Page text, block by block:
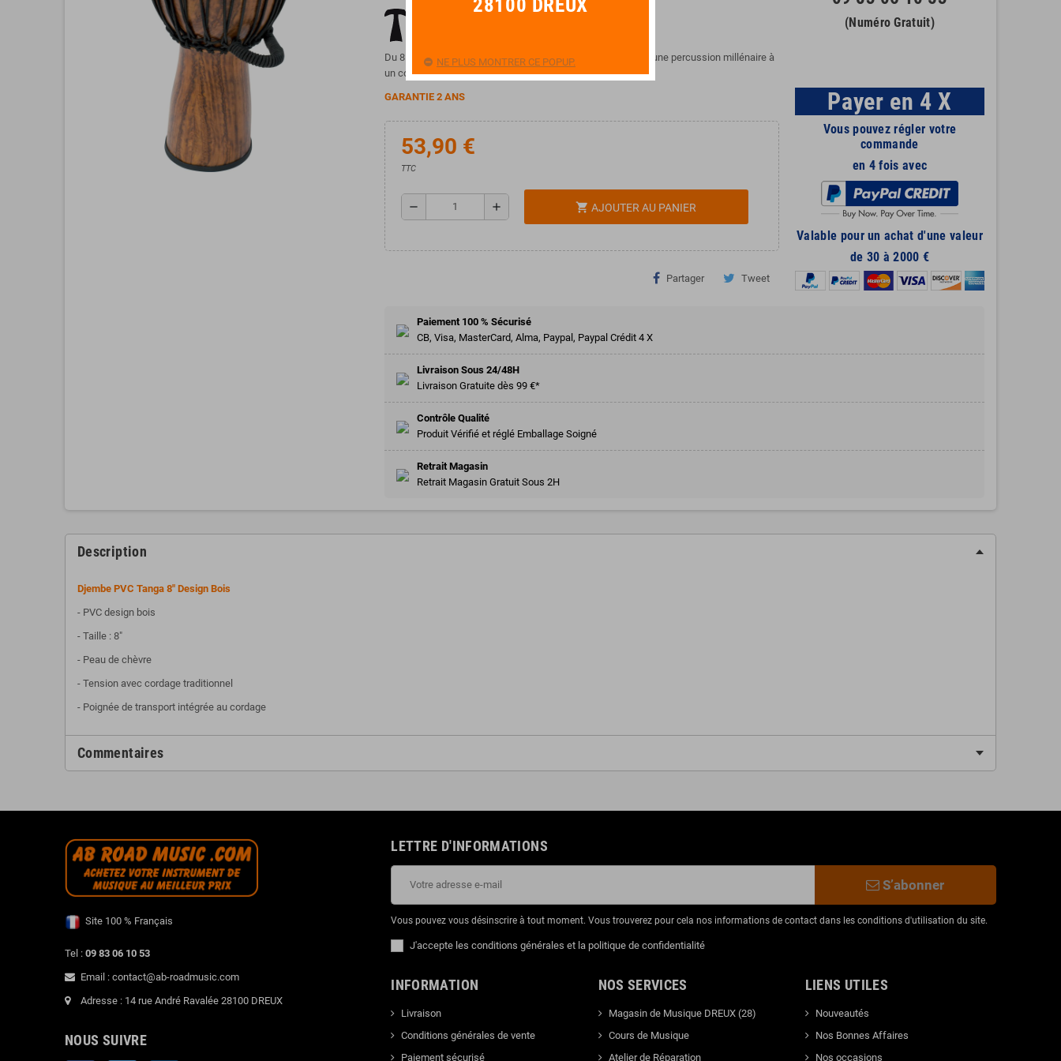
Du 8 au 14 pouces, les Tanga PVC vous ouvrent les portes d'une percussion millénaire à
un coût modique.
GARANTIE 2 ANS
53,90 €
TTC
remove add shopping_cart AJOUTER AU PANIER
Partager Tweet
(Numéro Gratuit)
Payer en 4 X
Vous pouvez régler votre
commande
en 4 fois avec
Valable pour un achat d'une valeur
de 30 à 2000 €
Paiement 100 % Sécurisé
CB, Visa, MasterCard, Alma, Paypal, Paypal Crédit 4 X
Livraison Sous 24/48H
Livraison Gratuite dès 99 €*
Contrôle Qualité
Produit Vérifié et réglé Emballage Soigné
Retrait Magasin
Retrait Magasin Gratuit Sous 2H
Description
Djembe PVC Tanga 8" Design Bois
- PVC design bois
- Taille : 8"
- Peau de chèvre
- Tension avec cordage traditionnel
- Poignée de transport intégrée au cordage
Commentaires
Site 100 % Français
Tel : 09 83 06 10 53
Email : contact@ab-roadmusic.com
Adresse : 14 rue André Ravalée 28100 DREUX
NOUS SUIVRE
LETTRE D'INFORMATIONS
S’abonner
Vous pouvez vous désinscrire à tout moment. Vous trouverez pour cela nos informations de contact dans les conditions d'utilisation du site.
J'accepte les conditions générales et la politique de confidentialité
INFORMATION
Livraison
Conditions générales de vente
Paiement sécurisé
NOS SERVICES
Magasin de Musique DREUX (28)
Cours de Musique
Atelier de Réparation
LIENS UTILES
Nouveautés
Nos Bonnes Affaires
Nos occasions
28100 DREUX
NE PLUS MONTRER CE POPUP.